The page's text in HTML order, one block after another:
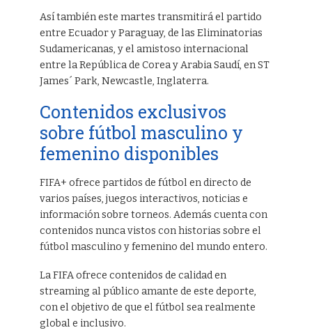
Así también este martes transmitirá el partido
entre Ecuador y Paraguay, de las Eliminatorias
Sudamericanas, y el amistoso internacional
entre la República de Corea y Arabia Saudí, en ST
James´ Park, Newcastle, Inglaterra.
Contenidos exclusivos
sobre fútbol masculino y
femenino disponibles
FIFA+ ofrece partidos de fútbol en directo de
varios países, juegos interactivos, noticias e
información sobre torneos. Además cuenta con
contenidos nunca vistos con historias sobre el
fútbol masculino y femenino del mundo entero.
La FIFA ofrece contenidos de calidad en
streaming al público amante de este deporte,
con el objetivo de que el fútbol sea realmente
global e inclusivo.